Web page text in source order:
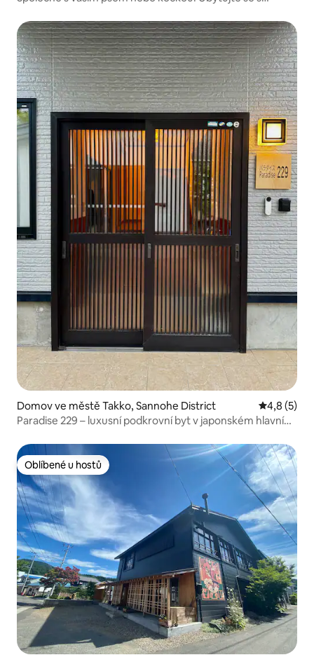
Domov ve městě Takko, Sannohe District Průměrné
4,8 (5)
Paradise 229 – luxusní podkrovní byt v japonském hlavním
Oblíbené u hostů
Oblíbené u hostů